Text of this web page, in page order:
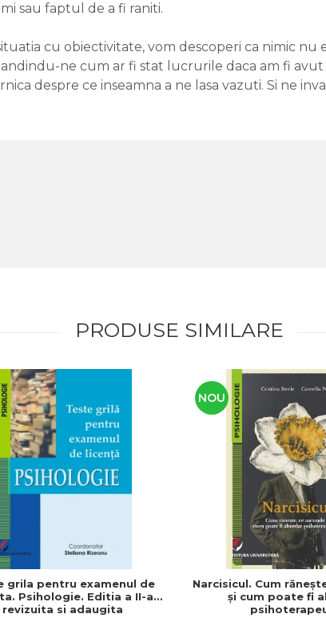
sau faptul de a fi raniti.
cu obiectivitate, vom descoperi ca nimic nu
ne cum ar fi stat lucrurile daca am fi avut
despre ce inseamna a ne lasa vazuti. Si ne
PRODUSE SIMILARE
grila pentru examenul de
Psihologie. Editia a II-a
revizuita si adaugita
NOU
Narcisicul. Cum
şi cum poate fi